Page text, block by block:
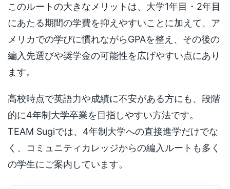
このルートの大きなメリットは、大学1年目・2年目
にあたる期間の学費を抑えやすいことに加えて、ア
メリカでの学びに慣れながらGPAを整え、その後の
編入先選びや奨学金の可能性を広げやすい点にあり
ます。
高校時点で英語力や成績に不安がある方にも、段階
的に4年制大学卒業を目指しやすい方法です。
TEAM Sugiでは、4年制大学への直接進学だけでな
く、コミュニティカレッジからの編入ルートも多く
の学生にご案内しています。